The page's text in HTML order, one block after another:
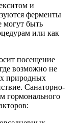
и
ферменты
могут быть
или как
посещение
возможно не
природных
Санаторно-
гормонального